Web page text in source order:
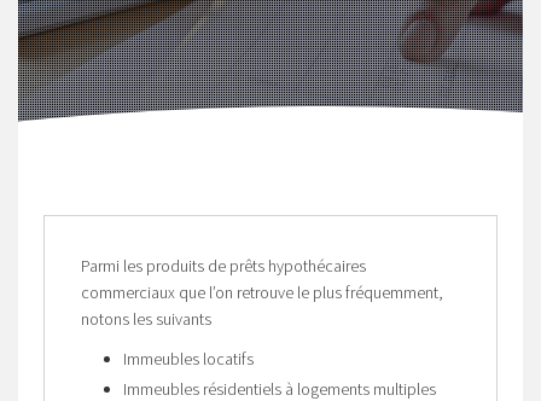
Parmi les produits de prêts hypothécaires
commerciaux que l’on retrouve le plus fréquemment,
notons les suivants
Immeubles locatifs
Immeubles résidentiels à logements multiples